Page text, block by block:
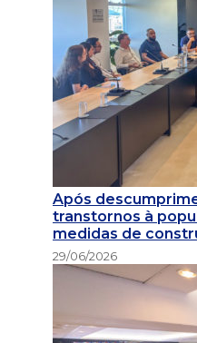
Após
transtornos à
medidas de
29/06/2026